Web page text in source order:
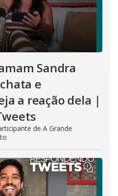
Sandra
e
a reação dela |
de A Grande